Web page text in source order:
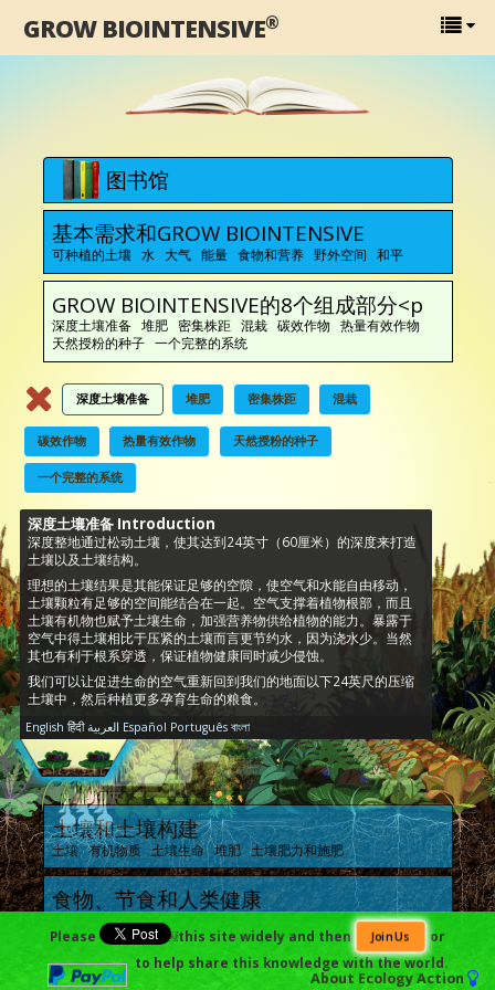
GROW BIOINTENSIVE®
图书馆
基本需求和GROW BIOINTENSIVE
可种植的土壤 水 大气 能量 食物和营养 野外空间 和平
GROW BIOINTENSIVE的8个组成部分<p
深度土壤准备 堆肥 密集株距 混栽 碳效作物 热量有效作物
天然授粉的种子 一个完整的系统
深度土壤准备 堆肥 密集株距 混栽
碳效作物 热量有效作物 天然授粉的种子
一个完整的系统
深度土壤准备 Introduction
深度整地通过松动土壤，使其达到24英寸（60厘米）的深度来打造
土壤以及土壤结构。
理想的土壤结果是其能保证足够的空隙，使空气和水能自由移动，
土壤颗粒有足够的空间能结合在一起。空气支撑着植物根部，而且
土壤有机物也赋予土壤生命，加强营养物供给植物的能力。暴露于
空气中得土壤相比于压紧的土壤而言更节约水，因为浇水少。当然
其也有利于根系穿透，保证植物健康同时减少侵蚀。
我们可以让促进生命的空气重新回到我们的地面以下24英尺的压缩
土壤中，然后种植更多孕育生命的粮食。
English हिंदी العربية Español Português বাংলা
土壤和土壤构建
土壤 有机物质 土壤生命 堆肥 土壤肥力和施肥
食物、节食和人类健康
食物 节食 人类健康
园林规划，经济和可升级性
Please ￼this site widely and then Join Us
or
to help share this knowledge with the world.
About Ecology Action